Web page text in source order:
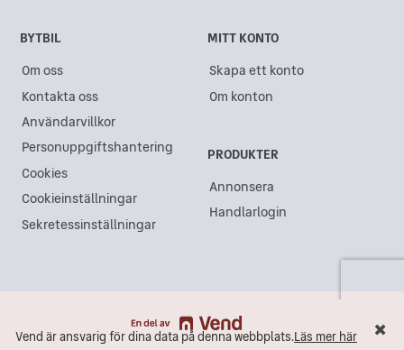
Vend är ansvarig för dina data på denna webbplats.Läs mer här
BYTBIL
Om oss
Kontakta oss
Användarvillkor
Personuppgiftshantering
Cookies
Cookieinställningar
Sekretessinställningar
MITT KONTO
Skapa ett konto
Om konton
PRODUKTER
Annonsera
Handlarlogin
Vend är ansvarig för dina data på denna webbplats.Läs mer här